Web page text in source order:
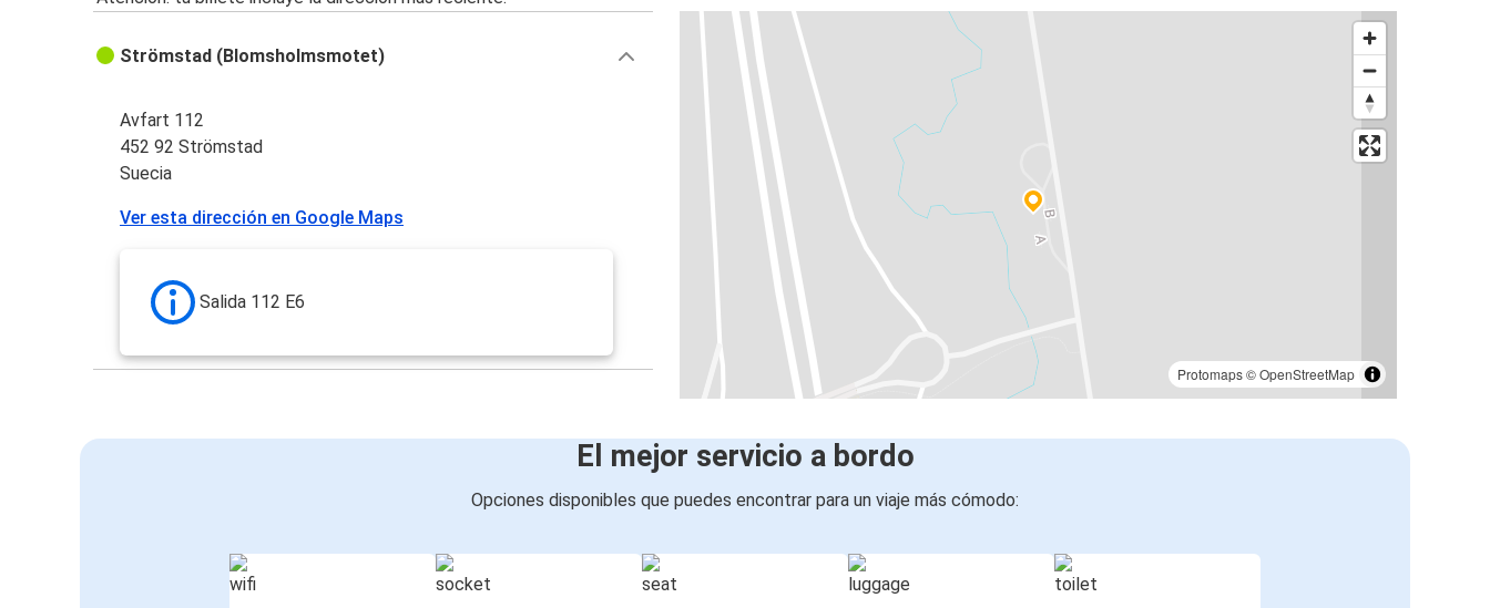
Protomaps©OpenStreetMap
Strömstad (Blomsholmsmotet)
Avfart 112
452 92 Strömstad
Suecia
Ver esta dirección en Google Maps
Salida 112 E6
El mejor servicio a bordo
Opciones disponibles que puedes encontrar para un viaje más cómodo: